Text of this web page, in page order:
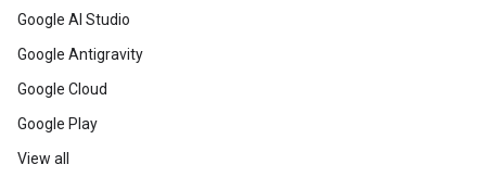
Google AI Studio
Google Antigravity
Google Cloud
Google Play
View all